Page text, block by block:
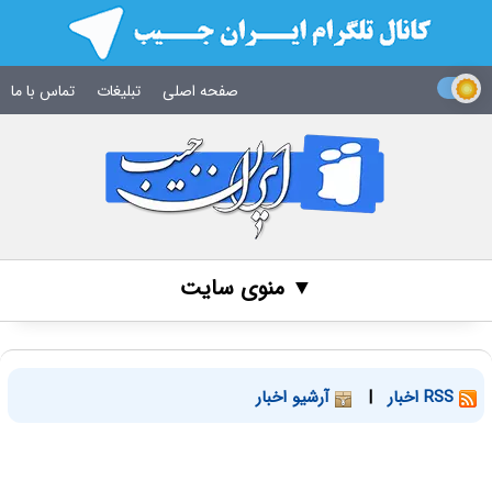
صفحه اصلی تبلیغات تماس با ما
▼ منوی سایت
| آرشیو اخبار